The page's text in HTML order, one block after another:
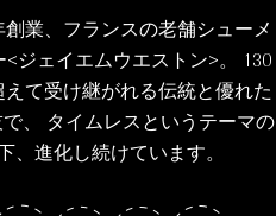
創業、フランスの老舗シューメ
<ジェイエムウエストン>。 130
えて受け継がれる伝統と優れた
、 タイムレスというテーマの
下、進化し続けています。